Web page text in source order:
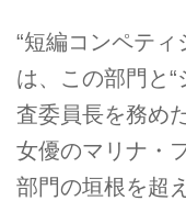
“短編コンペティ
は、この部門と
査委員長を務め
女優のマリナ・
部門の垣根を超